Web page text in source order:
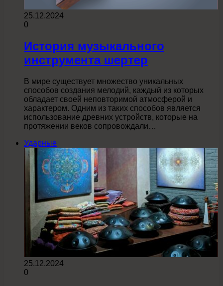
25.12.2024
0
История музыкального
инструмента шертер
В мире существует множество уникальных
способов создания мелодий, каждый из которых
обладает своей неповторимой атмосферой и
характером. Одним из таких способов является
использование древних устройств, которые на
протяжении веков сопровождали…
Ударные
25.12.2024
0